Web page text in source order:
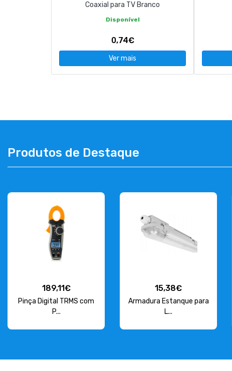
Coaxial para TV Branco
Disponível
0,74€
Ver mais
Produtos de Destaque
189,11€
Pinça Digital TRMS com
P...
15,38€
Armadura Estanque para
L...